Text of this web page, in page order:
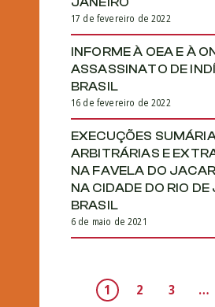
17 de fevereiro de 2022
INFORME À OEA E À
ASSASSINATO DE
BRASIL
16 de fevereiro de 2022
EXECUÇÕES
ARBITRÁRIAS E
NA FAVELA DO
NA CIDADE DO RIO DE
BRASIL
6 de maio de 2021
1 2 3 …